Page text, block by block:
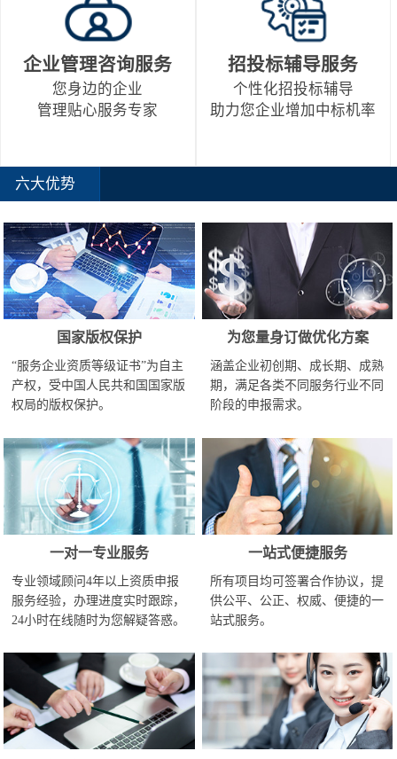
企业管理咨询服务
您身边的企业
管理贴心服务专家
招投标辅导服务
个性化招投标辅导
助力您企业增加中标机率
六大优势
国家版权保护
“服务企业资质等级证书”为自主
产权，受中国人民共和国国家版
权局的版权保护。
为您量身订做优化方案
涵盖企业初创期、成长期、成熟
期，满足各类不同服务行业不同
阶段的申报需求。
一对一专业服务
专业领域顾问4年以上资质申报
服务经验，办理进度实时跟踪，
24小时在线随时为您解疑答惑。
一站式便捷服务
所有项目均可签署合作协议，提
供公平、公正、权威、便捷的一
站式服务。